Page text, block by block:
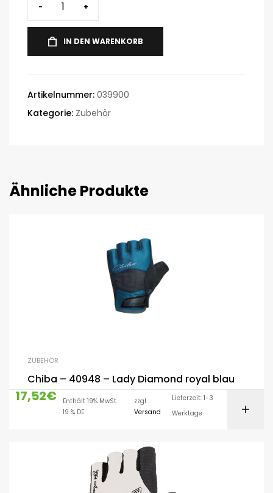
- +
IN DEN WARENKORB
Artikelnummer: 039900
Kategorie: Zubehör
Ähnliche Produkte
ZUBEHÖR
Chiba – 40948 – Lady Diamond royal blau
17,52€
Enthält 19% MwSt.
19 % DE
zzgl.
Versand
Lieferzeit: 1-3
Werktage